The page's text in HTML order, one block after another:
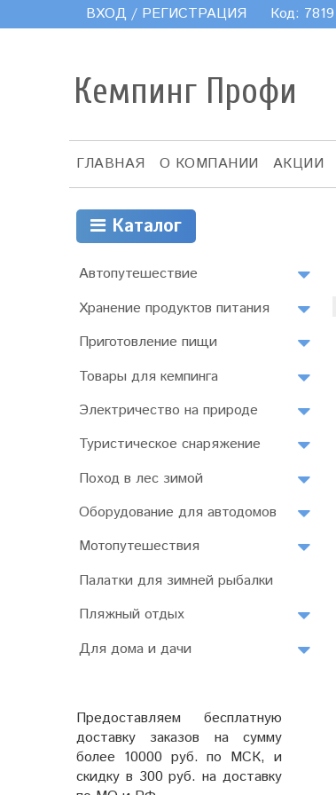
ВХОД / РЕГИСТРАЦИЯ Код: 7819
Кемпинг Профи
ГЛАВНАЯ О КОМПАНИИ АКЦИИ
Каталог
Автопутешествие
Хранение продуктов питания
Приготовление пищи
Товары для кемпинга
Электричество на природе
Туристическое снаряжение
Поход в лес зимой
Оборудование для автодомов
Мотопутешествия
Палатки для зимней рыбалки
Пляжный отдых
Для дома и дачи
Предоставляем бесплатную
доставку заказов на сумму
более 10000 руб. по МСК, и
скидку в 300 руб. на доставку